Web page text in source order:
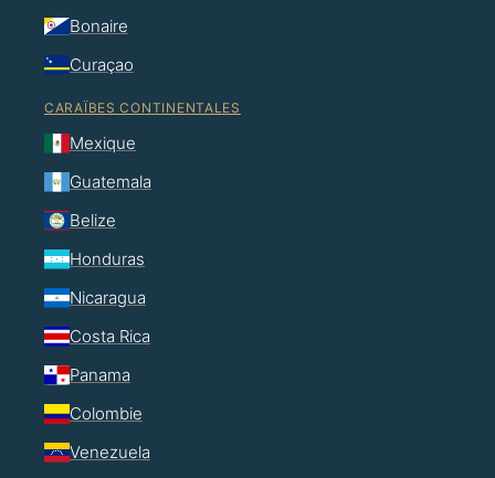
Bonaire
Curaçao
CARAÏBES CONTINENTALES
Mexique
Guatemala
Belize
Honduras
Nicaragua
Costa Rica
Panama
Colombie
Venezuela